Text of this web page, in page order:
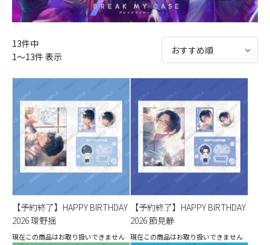
13件中
1～13件 表示
【予約終了】HAPPY BIRTHDAY
2026 環野揺
現在この商品はお取り扱いできません
【予約終了】HAPPY BIRTHDAY
2026 節見静
現在この商品はお取り扱いできません